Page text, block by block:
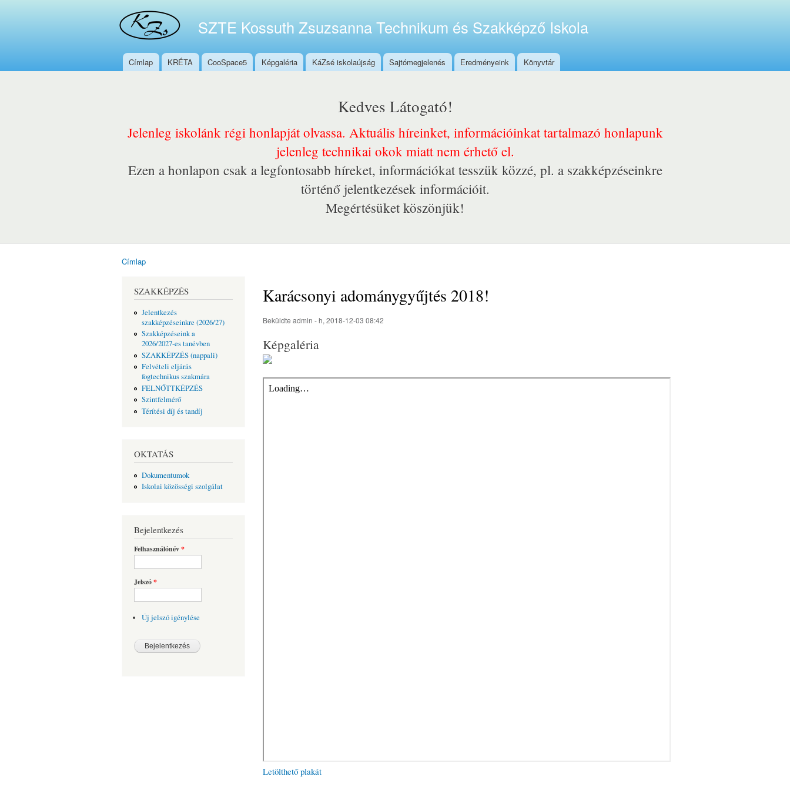
tartalomra
SZTE Kossuth Zsuzsanna Technikum és Szakképző Iskola
Főmenü
Címlap KRÉTA CooSpace5 Képgaléria KáZsé iskolaújság Sajtómegjelenés Eredményeink Könyvtár
Kedves Látogató!
Jelenleg iskolánk régi honlapját olvassa. Aktuális híreinket, információinkat tartalmazó honlapunk
jelenleg technikai okok miatt nem érhető el.
Ezen a honlapon csak a legfontosabb híreket, információkat tesszük közzé, pl. a szakképzéseinkre
történő jelentkezések információit.
Megértésüket köszönjük!
Címlap
SZAKKÉPZÉS
Jelentkezés
szakképzéseinkre (2026/27)
Szakképzéseink a
2026/2027-es tanévben
SZAKKÉPZÉS (nappali)
Felvételi eljárás
fogtechnikus szakmára
FELNŐTTKÉPZÉS
Szintfelmérő
Térítési díj és tandíj
OKTATÁS
Dokumentumok
Iskolai közösségi szolgálat
Bejelentkezés
Felhasználónév*
Jelszó*
Új jelszó igénylése
Karácsonyi adománygyűjtés 2018!
Beküldte admin - h, 2018-12-03 08:42
Képgaléria
Letölthető plakát